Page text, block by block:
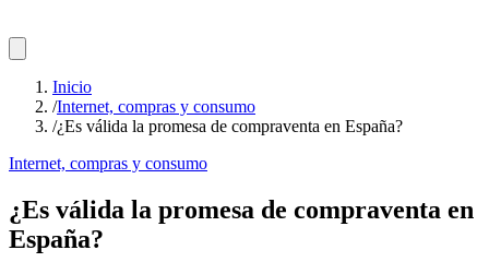
Inicio
/Internet, compras y consumo
/¿Es válida la promesa de compraventa en España?
Internet, compras y consumo
¿Es válida la promesa de compraventa en
España?